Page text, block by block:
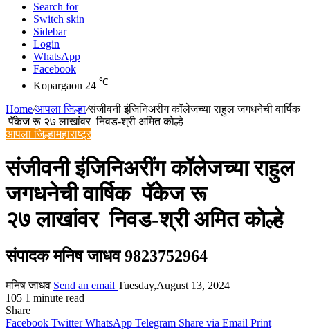
Search for
Switch skin
Sidebar
Login
WhatsApp
Facebook
Kopargaon 24 ℃
Home/आपला जिल्हा/संजीवनी इंजिनिअरींग कॉलेजच्या राहुल जगधनेची वार्षिक
पॅकेज रू २७ लाखांवर निवड-श्री अमित कोल्हे
आपला जिल्हामहाराष्ट्र
संजीवनी इंजिनिअरींग कॉलेजच्या राहुल
जगधनेची वार्षिक पॅकेज रू
२७ लाखांवर निवड-श्री अमित कोल्हे
संपादक मनिष जाधव 9823752964
मनिष जाधव Send an email Tuesday,August 13, 2024
105 1 minute read
Share
Facebook Twitter WhatsApp Telegram Share via Email Print